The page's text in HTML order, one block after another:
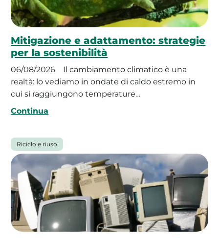
Mitigazione e adattamento: strategie
per la sostenibilità
06/08/2026
Il cambiamento climatico è una
realtà: lo vediamo in ondate di caldo estremo in
cui si raggiungono temperature…
Continua
Riciclo e riuso